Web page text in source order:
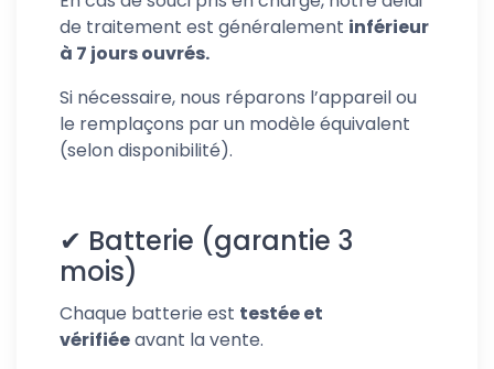
de traitement est généralement inférieur
à 7 jours ouvrés.
Si nécessaire, nous réparons l’appareil ou
le remplaçons par un modèle équivalent
(selon disponibilité).
✔ Batterie (garantie 3
mois)
Chaque batterie est testée et
vérifiéeavant la vente.